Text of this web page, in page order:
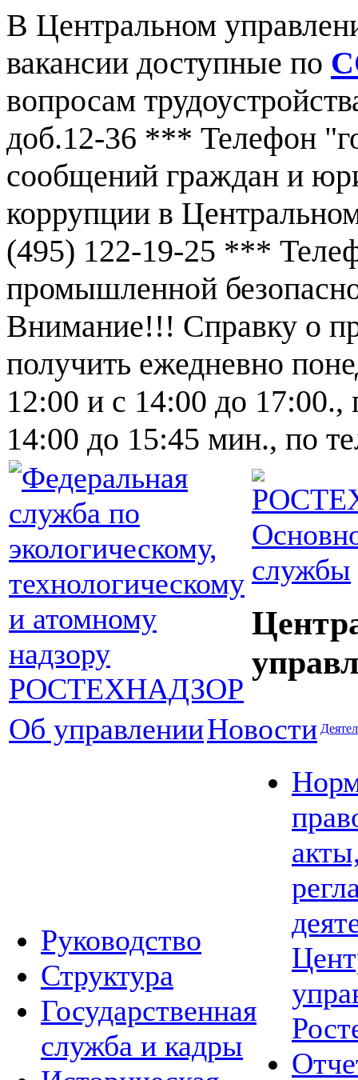
В Центральном
вакансии доступные по
вопросам
доб.12-36 *** Телефон
сообщений граждан и
коррупции в
(495) 122-19-25 ***
промышленной
Внимание!!! Справку о
получить ежедневно
12:00 и с 14:00 до 17:00.,
14:00 до 15:45 мин., по
службы
Об управленииНовости
Руководство
Структура
Государственная
служба и кадры